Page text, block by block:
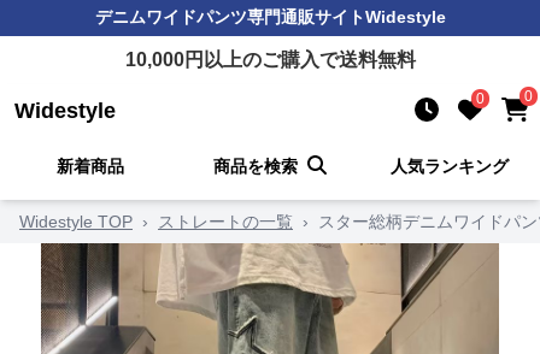
デニムワイドパンツ専門通販サイトWidestyle
10,000円以上のご購入で送料無料
Widestyle 0 0
新着商品 商品を検索 人気ランキング
Widestyle TOP › ストレートの一覧 › スター総柄デニムワイドパ